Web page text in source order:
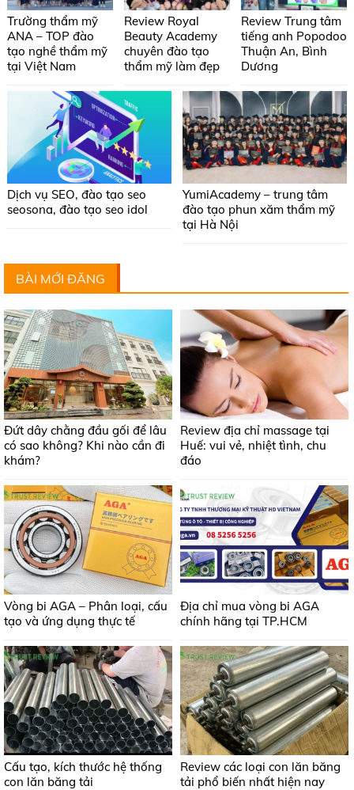
Trường thẩm mỹ
ANA – TOP đào
tạo nghề thẩm mỹ
tại Việt Nam
Review Royal
Beauty Academy
chuyên đào tạo
thẩm mỹ làm đẹp
Review Trung tâm
tiếng anh Popodoo
Thuận An, Bình
Dương
Dịch vụ SEO, đào tạo seo
seosona, đào tạo seo idol
YumiAcademy – trung tâm
đào tạo phun xăm thẩm mỹ
tại Hà Nội
BÀI MỚI ĐĂNG
Đứt dây chằng đầu gối để lâu
có sao không? Khi nào cần đi
khám?
Review địa chỉ massage tại
Huế: vui vẻ, nhiệt tình, chu
đáo
Vòng bi AGA – Phân loại, cấu
tạo và ứng dụng thực tế
Địa chỉ mua vòng bi AGA
chính hãng tại TP.HCM
Cấu tạo, kích thước hệ thống
con lăn băng tải
Review các loại con lăn băng
tải phổ biến nhất hiện nay